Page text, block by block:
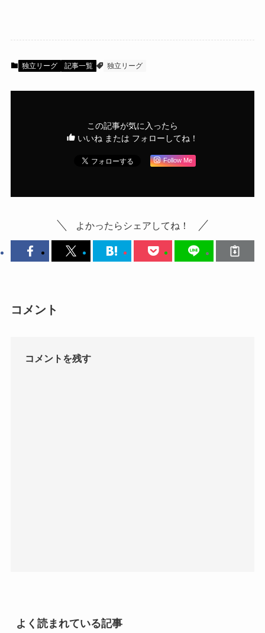
独立リーグ 記事一覧 独立リーグ
この記事が気に入ったら
いいね または フォローしてね！
Follow Me
よかったらシェアしてね！
コメント
コメントを残す
よく読まれている記事